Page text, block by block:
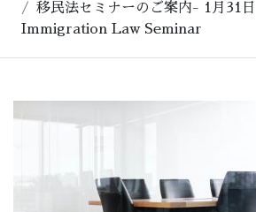
移民法セミナーのご案内- 1月31日
Immigration Law Seminar